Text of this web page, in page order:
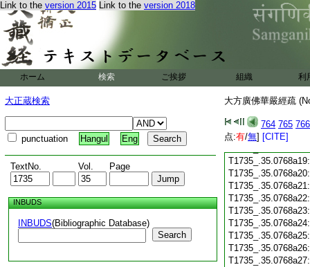
Link to the version 2015 Link to the version 2018
ホーム 検索 ご挨拶 組織 利
大正蔵検索
punctuation Hangul Eng
TextNo. Vol. Page
INBUDS
INBUDS(Bibliographic Database)
Search
大方廣佛華嚴經疏
764 765 766
点:有/無] [CITE]